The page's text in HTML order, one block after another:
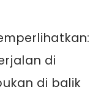
di
di balik